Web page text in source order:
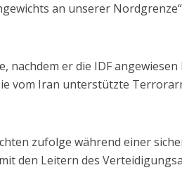
an unserer
nachdem er die IDF
vom Iran unterstützte
zufolge während einer
den Leitern des